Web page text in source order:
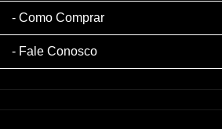
Como Comprar
Fale Conosco